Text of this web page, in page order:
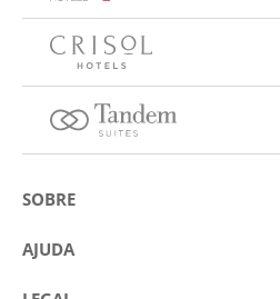
SOBRE
Sobre a Eurostars Hotel Company
AJUDA
Contactar